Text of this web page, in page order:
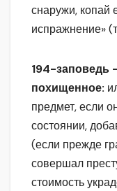
снаружи, копай
испражнение»
194-заповедь
похищенное:
предмет, если
состоянии,
(если прежде
совершал
стоимость